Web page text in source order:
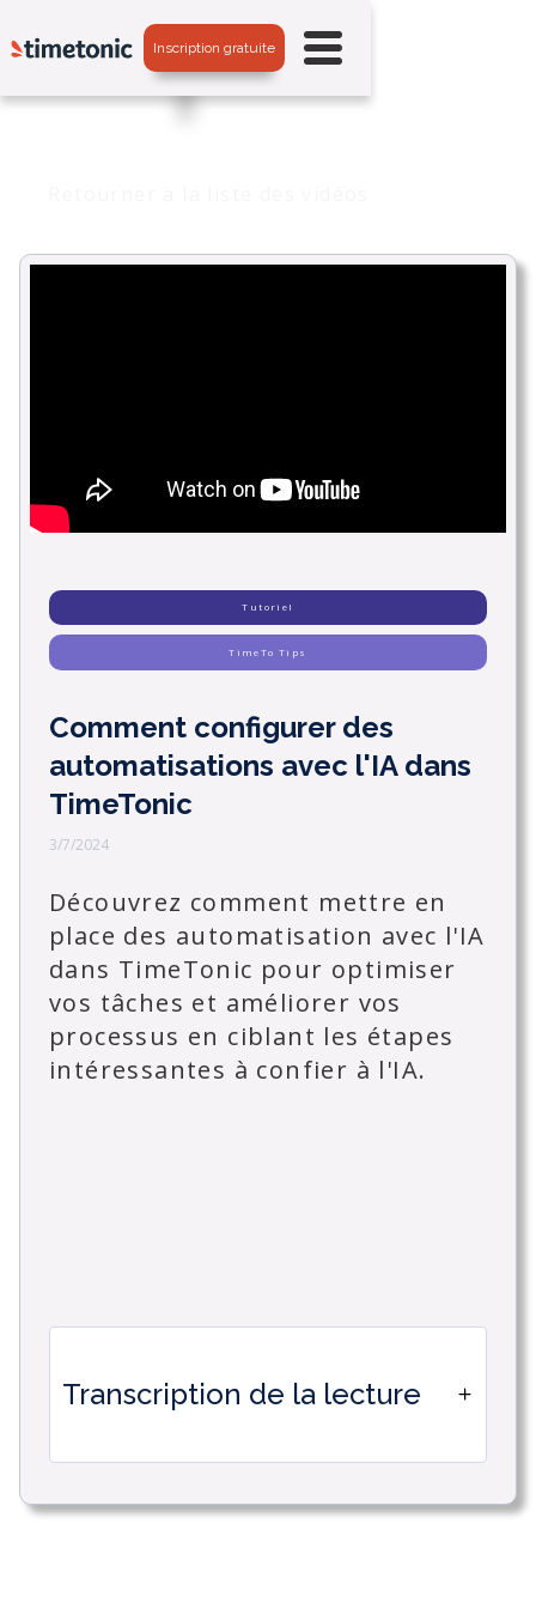
Inscription gratuite
Tutoriel
TimeTo Tips
Comment configurer des
automatisations avec l'IA dans
TimeTonic
3/7/2024
Découvrez comment mettre en
place des automatisation avec l'IA
dans TimeTonic pour optimiser
vos tâches et améliorer vos
processus en ciblant les étapes
intéressantes à confier à l'IA.
Transcription de la lecture
dans Timetonic.